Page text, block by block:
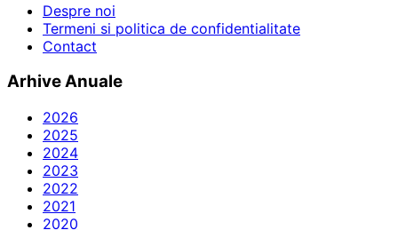
Despre noi
Termeni si politica de confidentialitate
Contact
Arhive Anuale
2026
2025
2024
2023
2022
2021
2020